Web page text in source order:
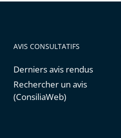
AVIS CONSULTATIFS
Derniers avis rendus
Rechercher un avis
(ConsiliaWeb)